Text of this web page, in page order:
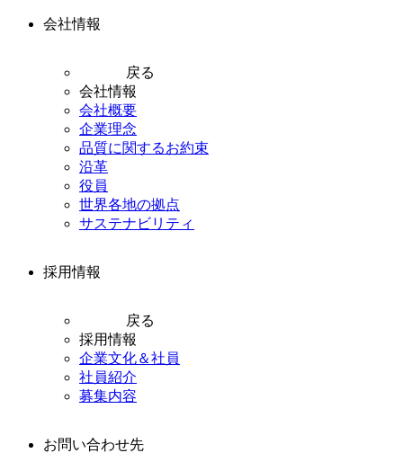
会社情報
戻る
会社情報
会社概要
企業理念
品質に関するお約束
沿革
役員
世界各地の拠点
サステナビリティ
採用情報
戻る
採用情報
企業文化＆社員
社員紹介
募集内容
お問い合わせ先